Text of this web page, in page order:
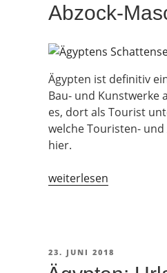
Abzock-
Ägypten ist definitiv
Bau- und Kunstwerke
es, dort als Tourist
welche Touristen-
hier.
„Ägyptens
Abzock-
weiterlesen
VERÖFFENTLICHT
AM
23. JUNI 2018